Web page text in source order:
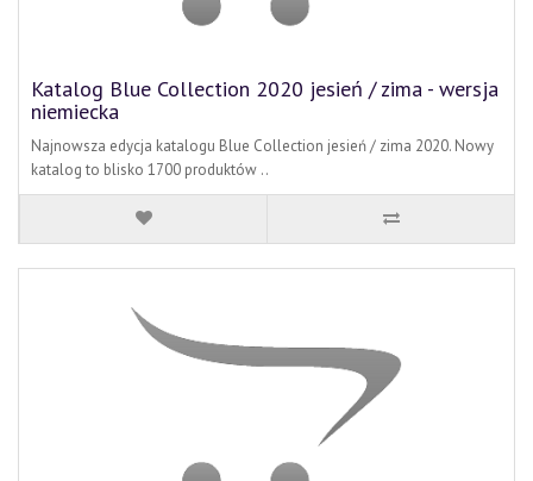
Katalog Blue Collection 2020 jesień / zima - wersja
niemiecka
Najnowsza edycja katalogu Blue Collection jesień / zima 2020. Nowy
katalog to blisko 1700 produktów ..